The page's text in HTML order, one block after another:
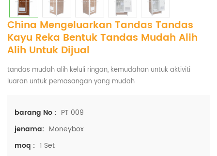
China Mengeluarkan Tandas Tandas
Kayu Reka Bentuk Tandas Mudah Alih
Alih Untuk Dijual
tandas mudah alih keluli ringan, kemudahan untuk aktiviti
luaran untuk pemasangan yang mudah
barang No : PT 009
jenama: Moneybox
moq : 1 Set